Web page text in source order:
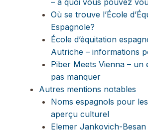
Où se trouve l’École
Espagnole?
École d’équitation
Autriche – informations
Piber Meets Vienna – un
pas manquer
Autres mentions notables
Noms espagnols pour
aperçu culturel
Elemer Jankovich-